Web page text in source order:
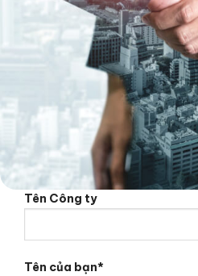
Tên Công ty
Tên của bạn*